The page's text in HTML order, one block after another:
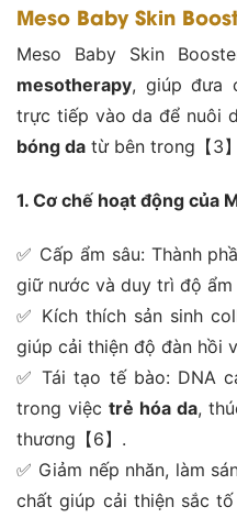
Meso Baby Skin
Meso Baby Skin
mesotherapy, giúp đưa
trực tiếp vào da để nuôi
bóng da từ bên trong【3
1. Cơ chế hoạt động của
✅ Cấp ẩm sâu: Thành
giữ nước và duy trì độ ẩm
✅ Kích thích sản sinh
giúp cải thiện độ đàn hồi
✅ Tái tạo tế bào: DNA
trong việc trẻ hóa da,
thương【6】.
✅ Giảm nếp nhăn, làm
chất giúp cải thiện sắc